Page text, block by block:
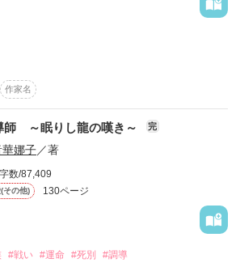
う間柄だった
れた桃香
郎
に翻弄された
れていく
者を凍りつかせる
のない薄いブラウン
作品を読む
作家名
師 ～眠りし龍の嘆き～ 完
華娜子／著
数/87,409
その他) 130ページ
#戦い #運命 #死別 #調導